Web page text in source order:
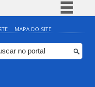
Simplifique!
Comunica BR
Participe
MAPA DO SITE